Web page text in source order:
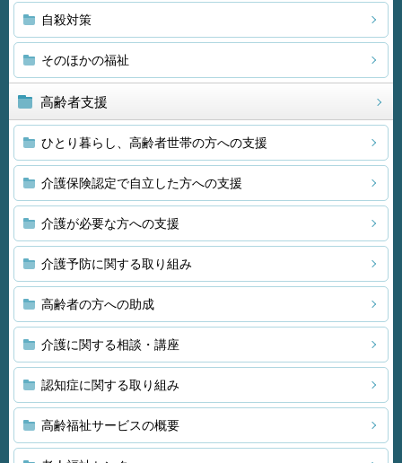
自殺対策
そのほかの福祉
高齢者支援
ひとり暮らし、高齢者世帯の方への支援
介護保険認定で自立した方への支援
介護が必要な方への支援
介護予防に関する取り組み
高齢者の方への助成
介護に関する相談・講座
認知症に関する取り組み
高齢福祉サービスの概要